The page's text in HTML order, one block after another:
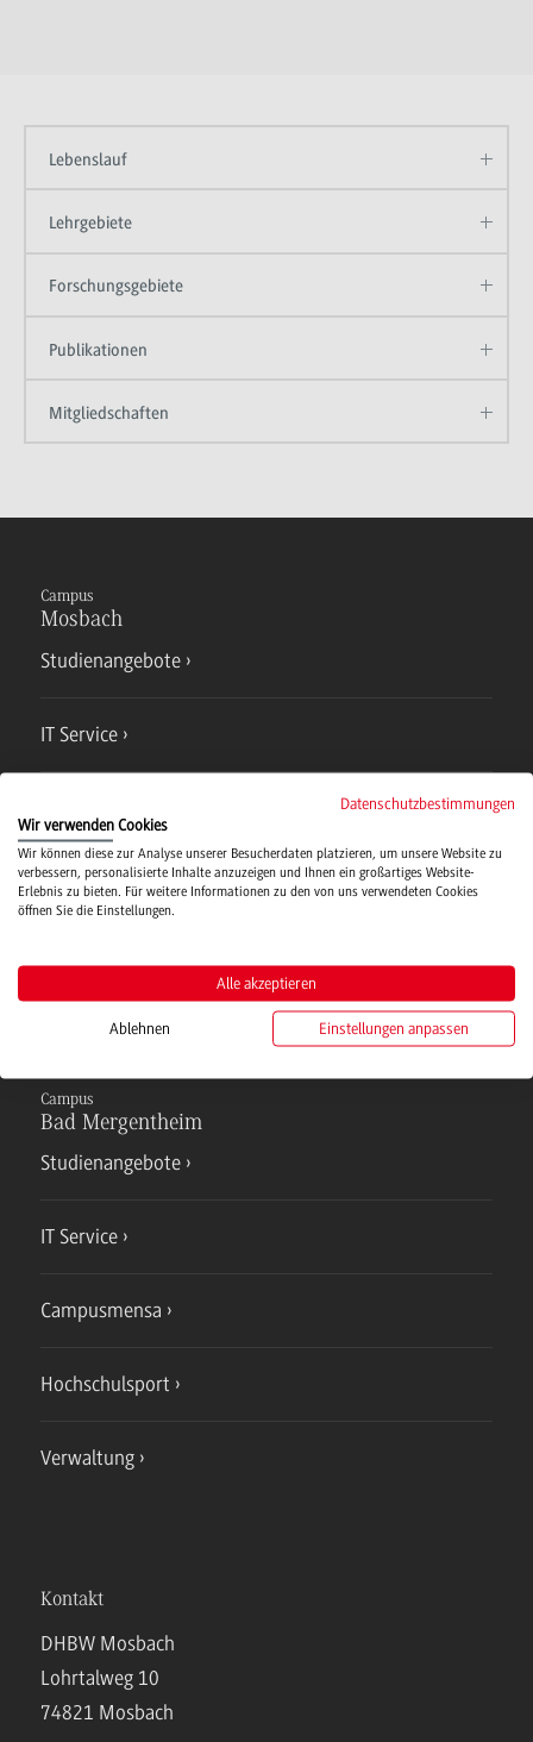
Lebenslauf
Lehrgebiete
Forschungsgebiete
Publikationen
Mitgliedschaften
Campus
Mosbach
Studienangebote
IT Service
Hochschulsport
Campus
Bad Mergentheim
Studienangebote
IT Service
Campusmensa
Hochschulsport
Verwaltung
Kontakt
DHBW Mosbach
Lohrtalweg 10
74821 Mosbach
Datenschutzbestimmungen
Wir verwenden Cookies
Wir können diese zur Analyse unserer Besucherdaten platzieren, um unsere Website zu
verbessern, personalisierte Inhalte anzuzeigen und Ihnen ein großartiges Website-
Erlebnis zu bieten. Für weitere Informationen zu den von uns verwendeten Cookies
öffnen Sie die Einstellungen.
Alle akzeptieren
Ablehnen Einstellungen anpassen